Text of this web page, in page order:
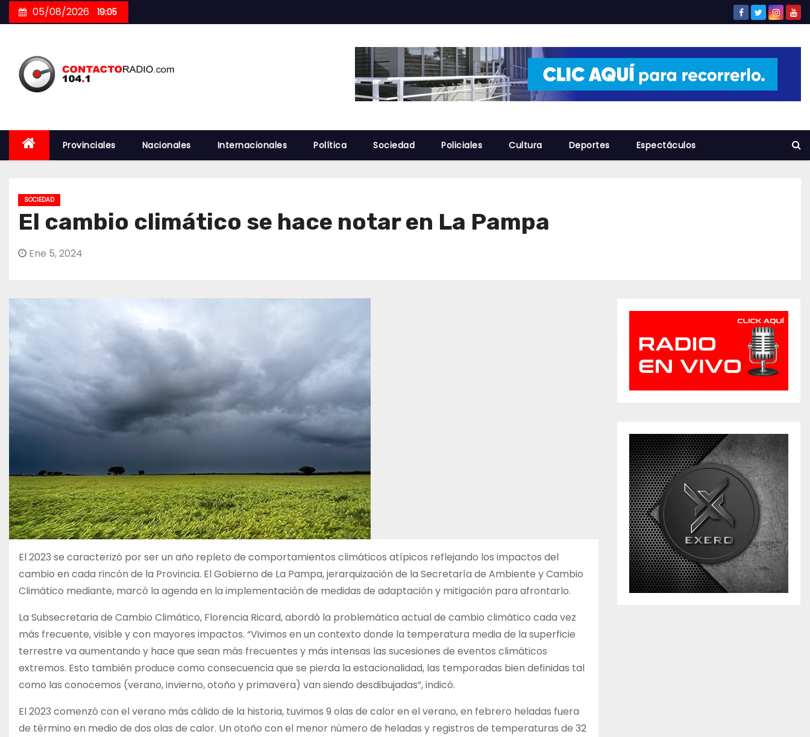
to
05/08/2026 19:05
Provinciales Nacionales Internacionales Política Sociedad Policiales Cultura Deportes Espectáculos
SOCIEDAD
El cambio climático se hace notar en La Pampa
Ene 5, 2024
El 2023 se caracterizó por ser un año repleto de comportamientos climáticos atípicos reflejando los impactos del
cambio en cada rincón de la Provincia. El Gobierno de La Pampa, jerarquización de la Secretaría de Ambiente y Cambio
Climático mediante, marcó la agenda en la implementación de medidas de adaptación y mitigación para afrontarlo.
La Subsecretaria de Cambio Climático, Florencia Ricard, abordó la problemática actual de cambio climático cada vez
más frecuente, visible y con mayores impactos. “Vivimos en un contexto donde la temperatura media de la superficie
terrestre va aumentando y hace que sean más frecuentes y más intensas las sucesiones de eventos climáticos
extremos. Esto también produce como consecuencia que se pierda la estacionalidad, las temporadas bien definidas tal
como las conocemos (verano, invierno, otoño y primavera) van siendo desdibujadas”, indicó.
El 2023 comenzó con el verano más cálido de la historia, tuvimos 9 olas de calor en el verano, en febrero heladas fuera
de término en medio de dos olas de calor. Un otoño con el menor número de heladas y registros de temperaturas de 32